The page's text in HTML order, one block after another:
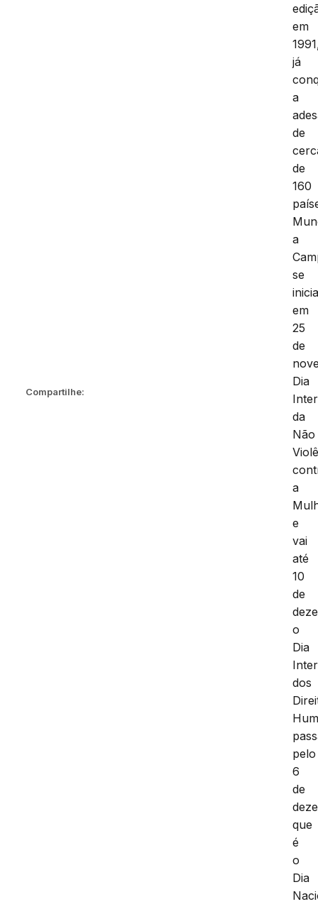
Compartilhe:
em
já
a
de
de
160
a
se
em
25
de
Dia
da
Não
a
e
vai
até
10
de
o
Dia
dos
pelo
6
de
que
é
o
Dia